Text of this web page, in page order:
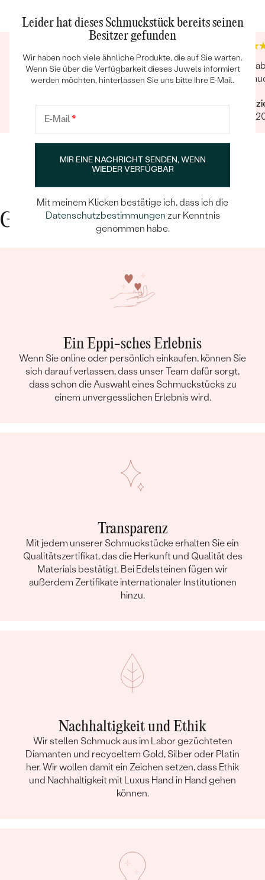
Wunderbarer Schmuck und äußerst
hervorragender Service
Verifizierter Kunde
04.01.2026
Die
und
Gute Gründe für Eppi
Ein Eppi-sches Erlebnis
Wenn Sie online oder persönlich einkaufen, können Sie
sich darauf verlassen, dass unser Team dafür sorgt,
dass schon die Auswahl eines Schmuckstücks zu
einem unvergesslichen Erlebnis wird.
Transparenz
Mit jedem unserer Schmuckstücke erhalten Sie ein
Qualitätszertifikat, das die Herkunft und Qualität des
Materials bestätigt. Bei Edelsteinen fügen wir
außerdem Zertifikate internationaler Institutionen
hinzu.
Nachhaltigkeit und Ethik
Wir stellen Schmuck aus im Labor gezüchteten
Diamanten und recyceltem Gold, Silber oder Platin
her. Wir wollen damit ein Zeichen setzen, dass Ethik
und Nachhaltigkeit mit Luxus Hand in Hand gehen
können.
Leider hat dieses Schmuckstück bereits seinen
Besitzer gefunden
Wir haben noch viele ähnliche Produkte, die auf Sie warten.
Wenn Sie über die Verfügbarkeit dieses Juwels informiert
werden möchten, hinterlassen Sie uns bitte Ihre E-Mail.
E-Mail*
MIR EINE NACHRICHT SENDEN, WENN
WIEDER VERFÜGBAR
Mit meinem Klicken bestätige ich, dass ich die
Datenschutzbestimmungen zur Kenntnis
genommen habe.